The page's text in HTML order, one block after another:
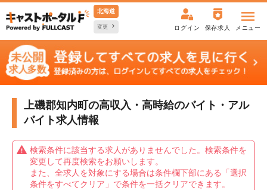
北海道
変更 ログイン 保存求人 メニュー
上磯郡知内町の高収入・高時給のバイト・アル
バイト求人情報
検索条件に該当する求人がありませんでした。検索条件を
変更して再度検索をお願いします。
また、全求人を対象にする場合は条件欄下部にある「選択
条件をすべてクリア」で条件を一括クリアできます。